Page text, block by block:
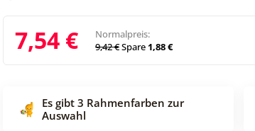
7,54 €
Normalpreis:
9,42 €Spare 1,88 €
Es gibt 3 Rahmenfarben zur
Auswahl